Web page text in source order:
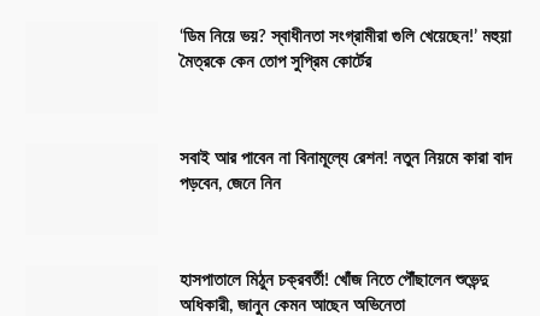
‘ডিম নিয়ে ভয়? স্বাধীনতা সংগ্রামীরা গুলি খেয়েছেন!’ মহুয়া
মৈত্রকে কেন তোপ সুপ্রিম কোর্টের
সবাই আর পাবেন না বিনামূল্যে রেশন! নতুন নিয়মে কারা বাদ
পড়বেন, জেনে নিন
হাসপাতালে মিঠুন চক্রবর্তী! খোঁজ নিতে পৌঁছালেন শুভেন্দু
অধিকারী, জানুন কেমন আছেন অভিনেতা